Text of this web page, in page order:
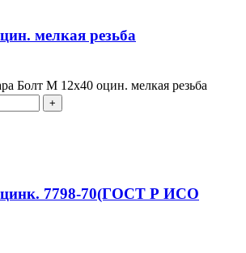
мелкая резьба
Болт М 12х40 оцин. мелкая резьба
7798-70(ГОСТ Р ИСО